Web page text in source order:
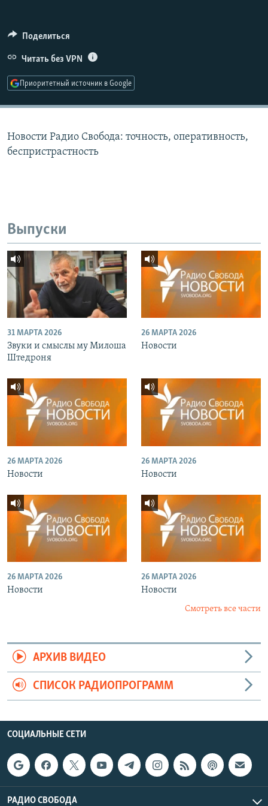
ПОДПИШИТЕСЬ НА РАССЫЛКУ
СОЦИАЛЬНЫЕ СЕТИ
Поделиться
Читать без VPN
Приоритетный источник в Google
Новости Радио Свобода: точность, оперативность,
беспристрастность
Выпуски
31 МАРТА 2026
Звуки и смыслы му Милоша
Штедроня
26 МАРТА 2026
Новости
26 МАРТА 2026
Новости
26 МАРТА 2026
Новости
26 МАРТА 2026
Новости
26 МАРТА 2026
Новости
Смотреть все части
АРХИВ ВИДЕО
СПИСОК РАДИОПРОГРАММ
СОЦИАЛЬНЫЕ СЕТИ
РАДИО СВОБОДА